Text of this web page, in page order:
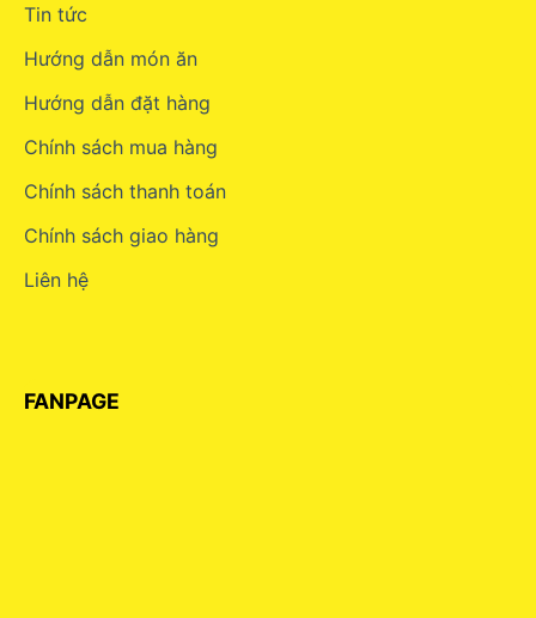
Tin tức
Hướng dẫn món ăn
Hướng dẫn đặt hàng
Chính sách mua hàng
Chính sách thanh toán
Chính sách giao hàng
Liên hệ
FANPAGE